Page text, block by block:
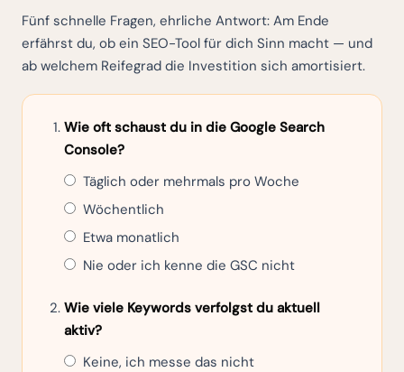
Fünf schnelle Fragen, ehrliche Antwort: Am Ende
erfährst du, ob ein SEO-Tool für dich Sinn macht — und
ab welchem Reifegrad die Investition sich amortisiert.
Wie oft schaust du in die Google Search
Console?
Täglich oder mehrmals pro Woche
Wöchentlich
Etwa monatlich
Nie oder ich kenne die GSC nicht
Wie viele Keywords verfolgst du aktuell
aktiv?
Keine, ich messe das nicht